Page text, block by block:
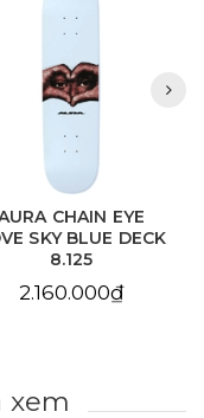
CHAIN EYE
SKY BLUE DECK
8.125
2.160.000₫
xem